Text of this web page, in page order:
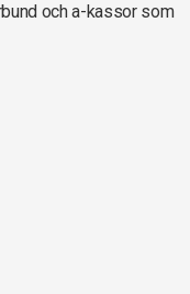
och a-kassor som